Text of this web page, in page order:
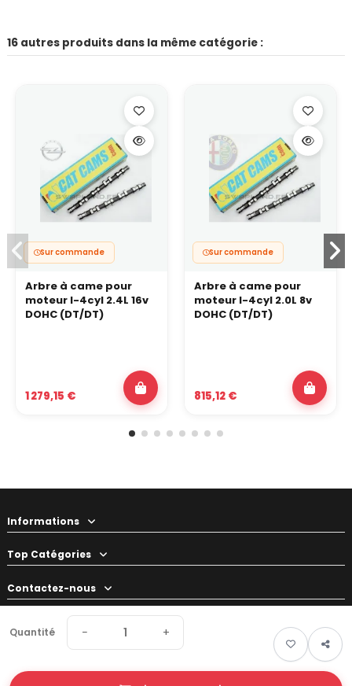
Quantité − +
16 autres produits dans la même catégorie :
Sur commande
Arbre à came pour
moteur I-4cyl 2.4L 16v
DOHC (DT/DT)
1 279,15 €
Sur commande
Arbre à came pour
moteur I-4cyl 2.0L 8v
DOHC (DT/DT)
815,12 €
Informations
Top Catégories
Contactez-nous
Votre préparateur